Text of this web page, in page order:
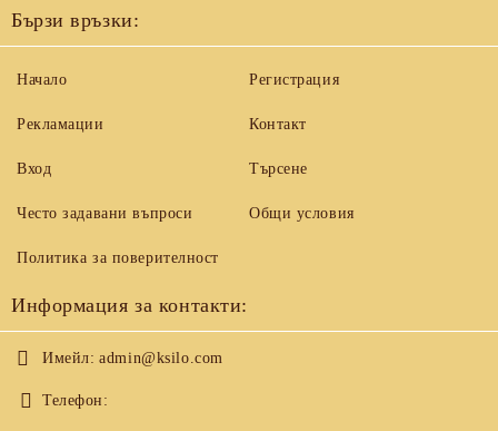
Бързи връзки:
Начало
Рекламации
Вход
Често задавани въпроси
Регистрация
Контакт
Търсене
Общи условия
Политика за поверителност
Информация за контакти:
Имейл: admin@ksilo.com
Телефон: